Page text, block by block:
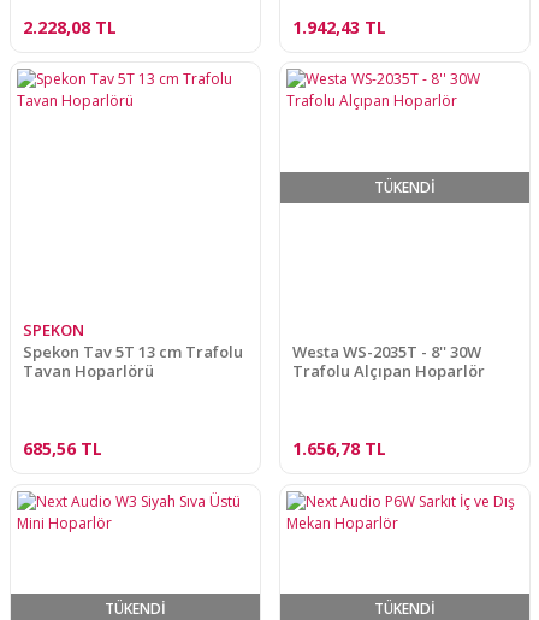
2.228,08 TL 1.942,43 TL
SPEKON
Spekon Tav 5T 13 cm Trafolu
Tavan Hoparlörü
685,56 TL
TÜKENDİ
Westa WS-2035T - 8'' 30W
Trafolu Alçıpan Hoparlör
1.656,78 TL
TÜKENDİ TÜKENDİ